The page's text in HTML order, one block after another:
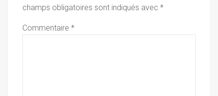
champs obligatoires sont indiqués avec *
Commentaire *